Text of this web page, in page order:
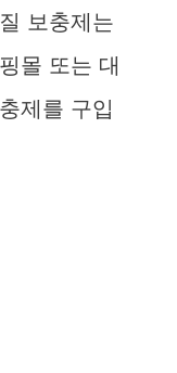
보충제는
몰 또는 대
제를 구입